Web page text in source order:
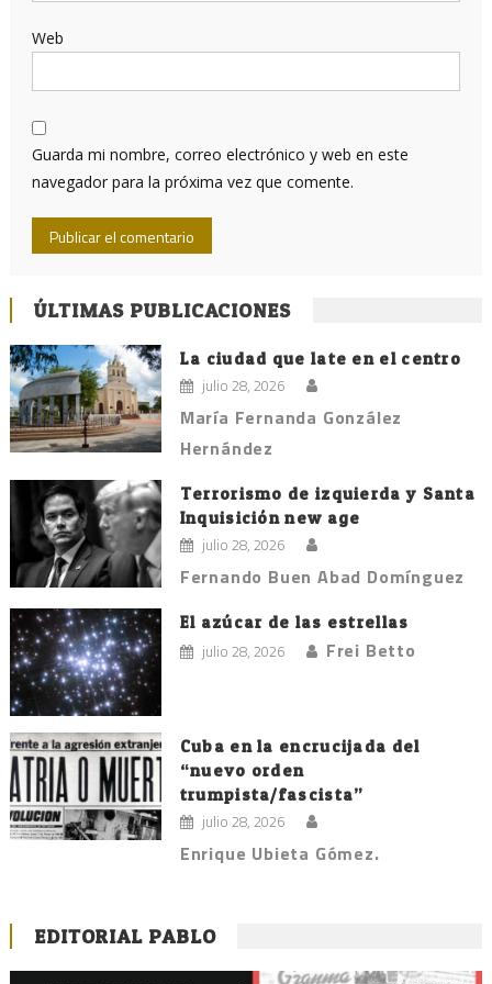
Web
Guarda mi nombre, correo electrónico y web en este
navegador para la próxima vez que comente.
ÚLTIMAS PUBLICACIONES
La ciudad que late en el centro
julio 28, 2026
María Fernanda González
Hernández
Terrorismo de izquierda y Santa
Inquisición new age
julio 28, 2026
Fernando Buen Abad Domínguez
El azúcar de las estrellas
julio 28, 2026 Frei Betto
Cuba en la encrucijada del
“nuevo orden
trumpista/fascista”
julio 28, 2026
Enrique Ubieta Gómez.
EDITORIAL PABLO